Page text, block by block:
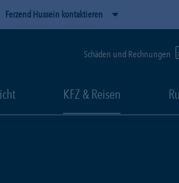
Ferzend Hussein kontaktieren
Schäden und Rechnungen
KFZ & Reisen